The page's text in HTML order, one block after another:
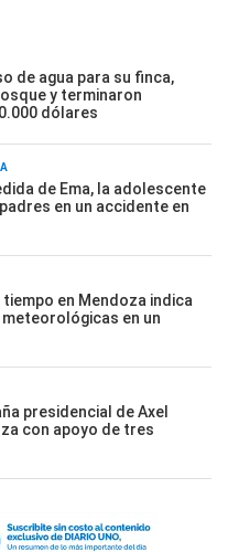
de agua para su finca,
y terminaron
dólares
de Ema, la adolescente
en un accidente en
en Mendoza indica
en un
presidencial de Axel
con apoyo de tres